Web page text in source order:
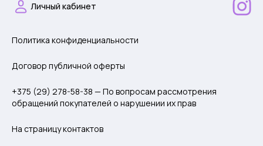
Личный кабинет
Политика конфиденциальности
Договор публичной оферты
+375 (29) 278-58-38 — По вопросам рассмотрения
обращений покупателей о нарушении их прав
На страницу контактов